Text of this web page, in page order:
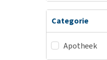
Categorie
Apotheek